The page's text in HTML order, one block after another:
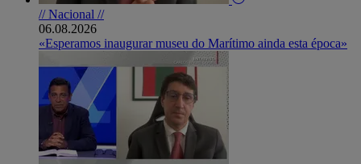
// Nacional //
06.08.2026
«Esperamos inaugurar museu do Marítimo ainda esta época»